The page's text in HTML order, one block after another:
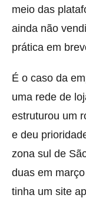
meio das
ainda não
prática em
É o caso da
uma rede de
estruturou um
e deu
zona sul de
duas em
tinha um site